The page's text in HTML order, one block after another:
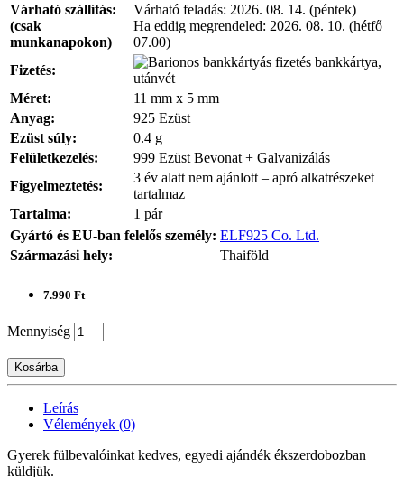
Várható szállítás:
(csak
munkanapokon)
Várható feladás: 2026. 08. 14. (péntek)
Ha eddig megrendeled: 2026. 08. 10. (hétfő
07.00)
Fizetés:
bankkártya,
utánvét
Méret:
11 mm x 5 mm
Anyag:
925 Ezüst
Ezüst súly:
0.4 g
Felületkezelés:
999 Ezüst Bevonat + Galvanizálás
Figyelmeztetés:
3 év alatt nem ajánlott – apró alkatrészeket
tartalmaz
Tartalma:
1 pár
Gyártó és EU-ban felelős személy: ELF925 Co. Ltd.
Származási hely:
Thaiföld
7.990 Ft
Mennyiség
Kosárba
Leírás
Vélemények (0)
Gyerek fülbevalóinkat kedves, egyedi ajándék ékszerdobozban
küldjük.